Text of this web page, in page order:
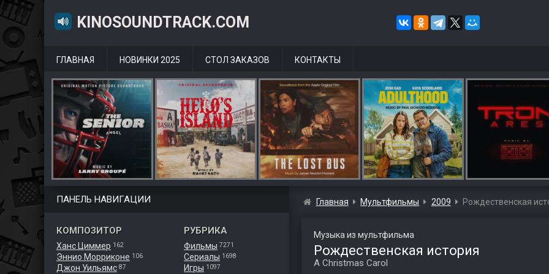
KINOSOUNDTRACK.COM
ГЛАВНАЯ НОВИНКИ 2025 СТОЛ ЗАКАЗОВ КОНТАКТЫ
ПАНЕЛЬ НАВИГАЦИИ
КОМПОЗИТОР
Ханс Циммер 162
Эннио Морриконе 106
Джон Уильямс 87
РУБРИКА
Фильмы 7271
Сериалы 1698
Игры 1097
Главная Мультфильмы 2009 Рождественская
Музыка из мультфильма
Рождественская история
A Christmas Carol